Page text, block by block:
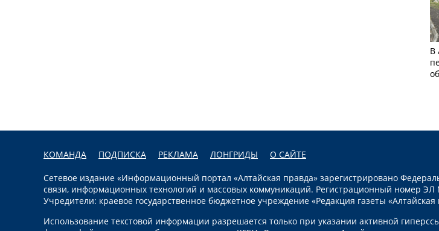
В
КОМАНДА ПОДПИСКА РЕКЛАМА ЛОНГРИДЫ О САЙТЕ
Сетевое издание «Информационный портал «Алтайская правда» зарегистрировано
связи, информационных технологий и массовых коммуникаций. Регистрационный номер
Учредители: краевое государственное бюджетное учреждение «Редакция газеты «Алтайская
Использование текстовой информации разрешается только при указании активной